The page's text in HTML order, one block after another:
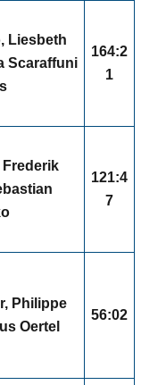
Liesbeth
Scaraffuni
164:2
1
Frederik
121:4
7
Philippe
Oertel
56:02